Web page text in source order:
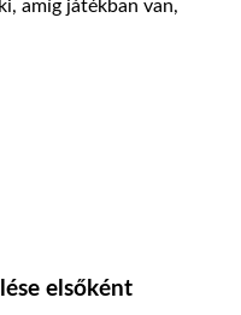
amíg játékban van,
elsőként